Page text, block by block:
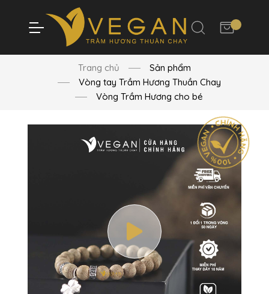
Trang chủ
Sản phẩm
Vòng tay Trầm Hương Thuần Chay
Vòng Trầm Hương cho bé